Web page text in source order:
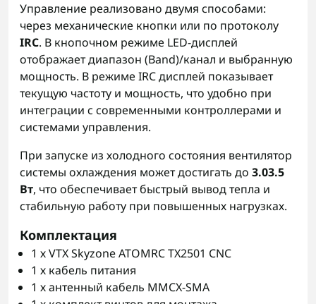
Управление реализовано двумя способами:
через механические кнопки или по протоколу
IRC. В кнопочном режиме LED-дисплей
отображает диапазон (Band)/канал и выбранную
мощность. В режиме IRC дисплей показывает
текущую частоту и мощность, что удобно при
интеграции с современными контроллерами и
системами управления.
При запуске из холодного состояния вентилятор
системы охлаждения может достигать до 3.03.5
Вт, что обеспечивает быстрый вывод тепла и
стабильную работу при повышенных нагрузках.
Комплектация
1 х VTX Skyzone ATOMRC TX2501 CNC
1 х кабель питания
1 х антенный кабель MMCX-SMA